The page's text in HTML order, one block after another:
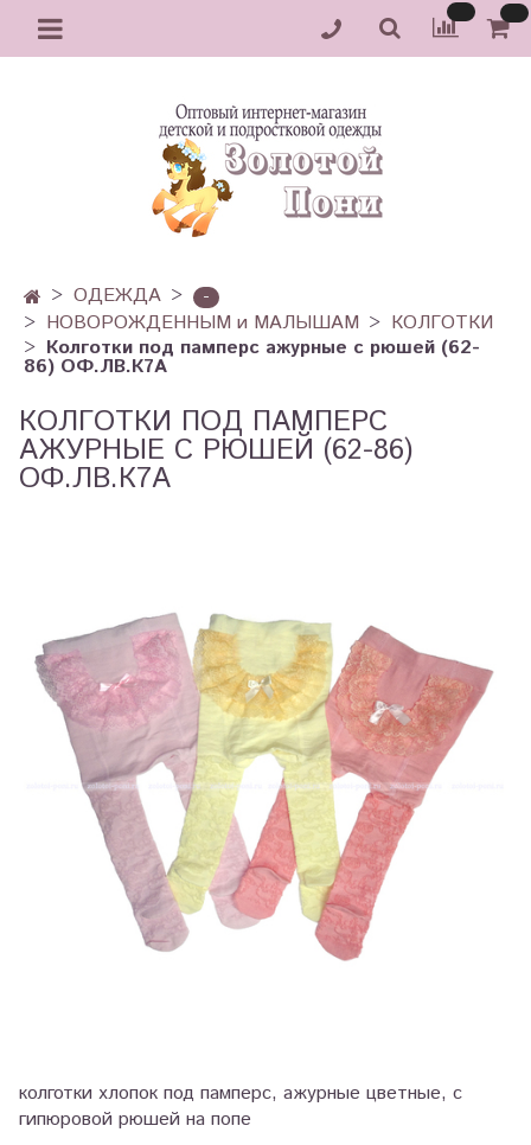
ОДЕЖДА
-
НОВОРОЖДЕННЫМ и МАЛЫШАМ
КОЛГОТКИ
Колготки под памперс ажурные с рюшей (62-
86) ОФ.ЛВ.К7А
КОЛГОТКИ ПОД ПАМПЕРС
АЖУРНЫЕ С РЮШЕЙ (62-86)
ОФ.ЛВ.К7А
колготки хлопок под памперс, ажурные цветные, с
гипюровой рюшей на попе